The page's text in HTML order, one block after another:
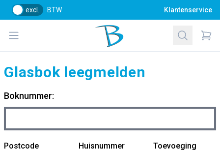
excl. BTW Klantenservice
Open menu
Bol Glascentrum B.V.
Zoeken
Glasbok leegmelden
Boknummer:
Postcode Huisnummer Toevoeging